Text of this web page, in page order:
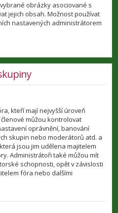
obrázky asociované s
jejich obsah. Možnost používat
nastavených administrátorem
kteří mají nejvyšší úroveň
můžou kontrolovat
oprávnění, banování
skupin nebo moderátorů atd. a
jsou jim udělena majitelem
Administrátoři také můžou mít
schopnosti, opět v závislosti
fóra nebo dalšími